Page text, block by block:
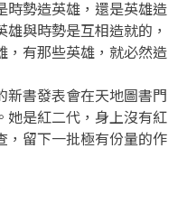
時勢造英雄，還是英雄造
與時勢是互相造就的，
，有那些英雄，就必然造
新書發表會在天地圖書門
她是紅二代，身上沒有紅
，留下一批極有份量的作